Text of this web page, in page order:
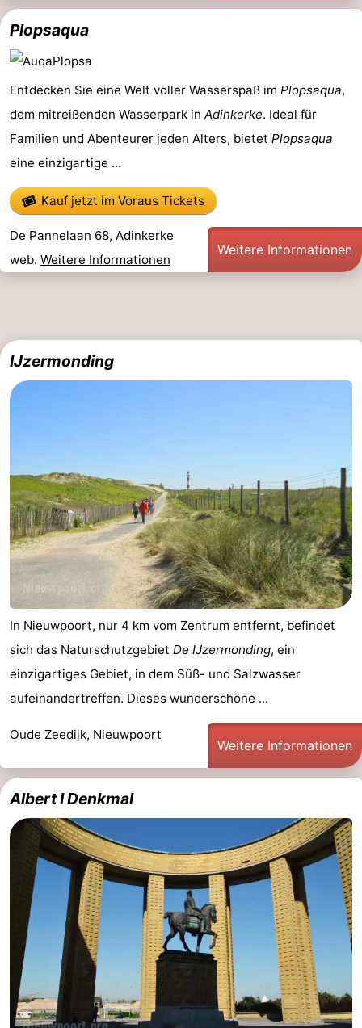
Denkmäler
-
Aussichtspunkte
Attraktionen
Bauernhöfe
-
Spielplätze
-
Indoor-
Spielplätze
-
Minigolfplätze
Wellness-
Städte
Sport
-
Wandern
-
Reiten
-
Golfplatze
-
Surfen
Essen
und
trinken
Veranstaltungen
Praktisch
-
Parken
-
Küstetram
Medizin
Adressen
Region
Westflandern
Brügge
Plopsaqua
Entdecken Sie eine Welt voller Wasserspaß im Plopsaqua,
dem mitreißenden Wasserpark in Adinkerke. Ideal für
Familien und Abenteurer jeden Alters, bietet Plopsaqua
eine einzigartige ...
Kauf jetzt im Voraus Tickets
De Pannelaan 68, Adinkerke
web. Weitere Informationen
Weitere Informationen
IJzermonding
In Nieuwpoort, nur 4 km vom Zentrum entfernt, befindet
sich das Naturschutzgebiet De IJzermonding, ein
einzigartiges Gebiet, in dem Süß- und Salzwasser
aufeinandertreffen. Dieses wunderschöne ...
Oude Zeedijk, Nieuwpoort
Weitere Informationen
Albert I Denkmal